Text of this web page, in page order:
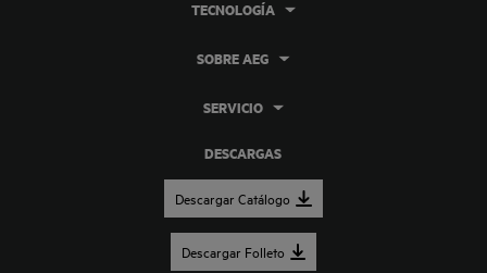
DESCARGAS
Descargar Catálogo
Descargar Folleto
TECNOLOGÍA
SOBRE AEG
SERVICIO